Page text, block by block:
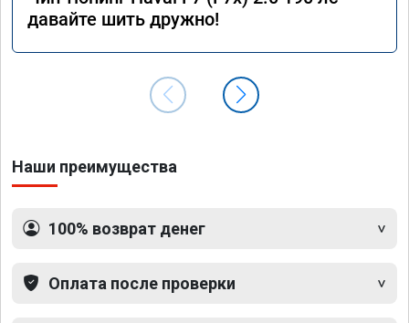
давайте шить дружно!
Наши преимущества
100% возврат денег
Оплата после проверки